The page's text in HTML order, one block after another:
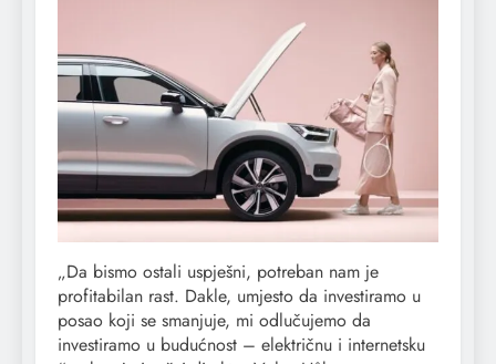
„Da bismo ostali uspješni, potreban nam je
profitabilan rast. Dakle, umjesto da investiramo u
posao koji se smanjuje, mi odlučujemo da
investiramo u budućnost – električnu i internetsku